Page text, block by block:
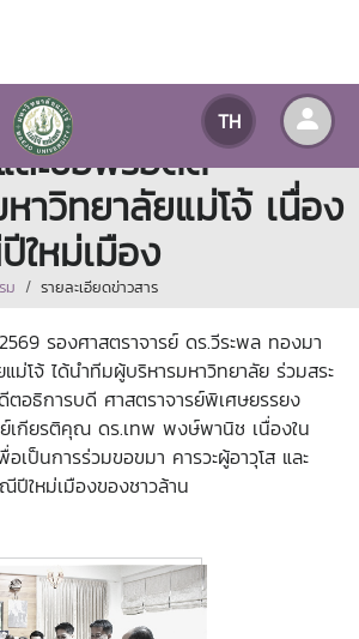
TH
วิทยาลัยแม่โจ้ สระ
ละขอพรอดีต
าวิทยาลัยแม่โจ้ เนื่อง
ใหม่เมือง
ม รายละเอียดข่าวสาร
รองศาสตราจารย์ ดร.วีระพล ทองมา
ม่โจ้ ได้นำทีมผู้บริหารมหาวิทยาลัย ร่วมสระ
ตอธิการบดี ศาสตราจารย์พิเศษยรรยง
เกียรติคุณ ดร.เทพ พงษ์พานิช เนื่องใน
เป็นการร่วมขอขมา คารวะผู้อาวุโส และ
ปีใหม่เมืองของชาวล้าน